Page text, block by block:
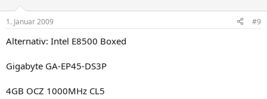
1. Januar 2009 #9
Alternativ: Intel E8500 Boxed
Gigabyte GA-EP45-DS3P
4GB OCZ 1000MHz CL5